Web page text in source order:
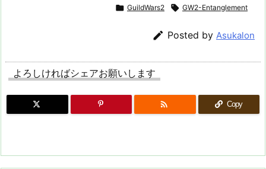
 GuildWars2  GW2-Entanglement
 Posted by Asukalon
よろしければシェアお願いします
 Copy